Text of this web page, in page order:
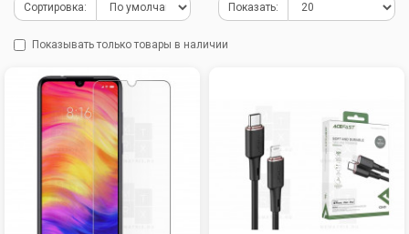
Сортировка: Показать:
Показывать только товары в наличии